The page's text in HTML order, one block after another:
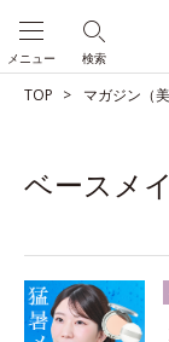
検索
メニュー
TOP マガジン（
ベースメ